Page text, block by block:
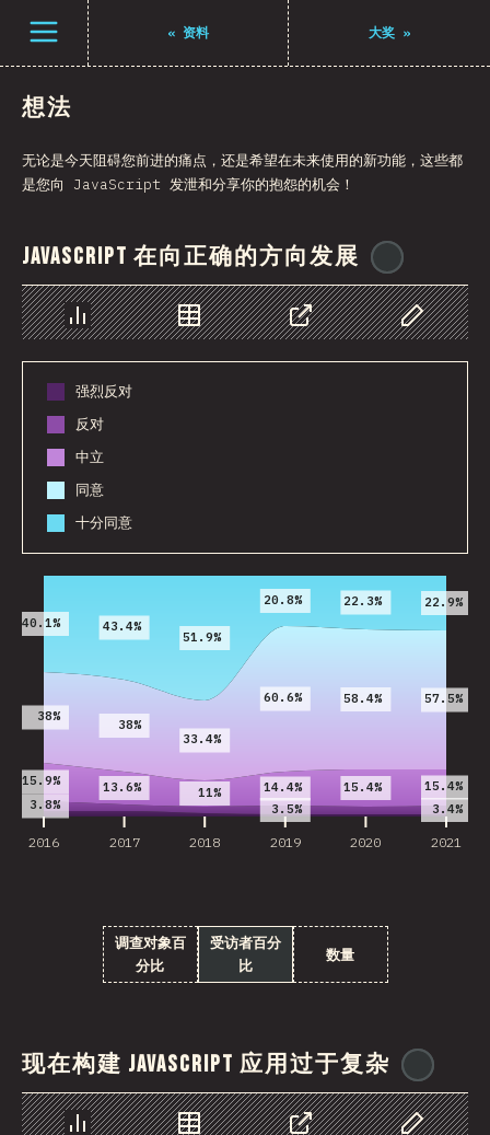
打开菜单 « 资料 大奖 »
想法
无论是今天阻碍您前进的痛点，还是希望在未来使用的新功能，这些都
是您向 JavaScript 发泄和分享你的抱怨的机会！
JavaScript 在向正确的方向发展
图表 数据 分享 自定义数据
强烈反对
反对
中立
同意
十分同意
2016 2017 2018 2019 2020 2021
2016 2017 2018 2019 2020 2021
3.8% 3.5% 3.4%
15.9% 13.6% 11% 14.4% 15.4% 15.4%
38%
38%
33.4%
60.6% 58.4% 57.5%
40.1% 43.4%
51.9%
20.8% 22.3% 22.9%
调查对象百
分比
受访者百分
比
数量
现在构建 JavaScript 应用过于复杂
Navigated to The State of JS 2021